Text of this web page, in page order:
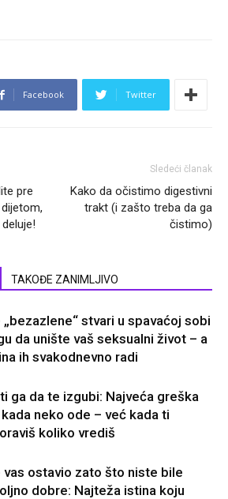
Facebook Twitter
pre
Sledeći članak
Kako da očistimo digestivni
trakt (i zašto treba da ga
čistimo)
TAKOĐE ZANIMLJIVO
„bezazlene“ stvari u spavaćoj sobi
da unište vaš seksualni život – a
ih svakodnevno radi
ga da te izgubi: Najveća greška
neko ode – već kada ti
koliko vrediš
vas ostavio zato što niste bile
dobre: Najteža istina koju